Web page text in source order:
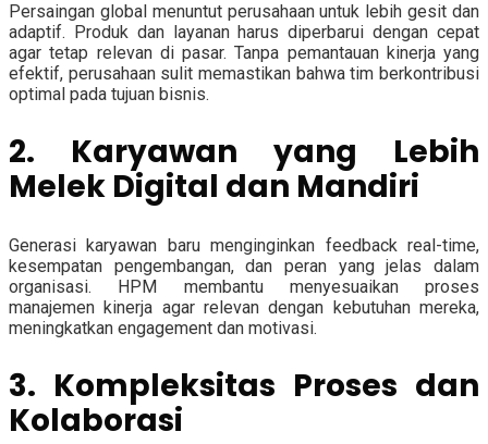
Persaingan global menuntut perusahaan untuk lebih gesit dan
adaptif. Produk dan layanan harus diperbarui dengan cepat
agar tetap relevan di pasar. Tanpa pemantauan kinerja yang
efektif, perusahaan sulit memastikan bahwa tim berkontribusi
optimal pada tujuan bisnis.
2. Karyawan yang Lebih
Melek Digital dan Mandiri
Generasi karyawan baru menginginkan feedback real-time,
kesempatan pengembangan, dan peran yang jelas dalam
organisasi. HPM membantu menyesuaikan proses
manajemen kinerja agar relevan dengan kebutuhan mereka,
meningkatkan engagement dan motivasi.
3. Kompleksitas Proses dan
Kolaborasi